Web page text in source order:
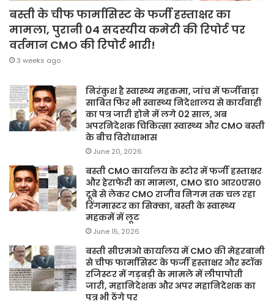
बस्ती के चीफ फार्मासिस्ट के फर्जी हस्ताक्षर का
मामला, पुरानी 04 सदस्यीय कमेटी की रिपोर्ट पर
वर्तमान CMO की रिपोर्ट भारी!
3 weeks ago
निरंकुश है स्वास्थ्य महकमा, जांच में फर्जीवाड़ा
साबित फिर भी स्वास्थ्य निदेशालय से कार्यवाही
का पत्र जारी होने में लगे 02 साल, अब
अपरनिदेशक चिकित्सा स्वास्थ्य और CMO बस्ती
के बीच विरोधाभास
June 20, 2026
बस्ती CMO कार्यालय के स्टोर में फर्जी हस्ताक्षर
और हेराफेरी का मामला, CMO डा० आर०एस०
दूबे से लेकर CMO राजीव निगम तक चल रहा
रिंगमास्टर का सिक्का, बस्ती के स्वास्थ्य
महकमें में लूट
June 15, 2026
बस्ती सीएमओ कार्यालय में CMO की मेहरबानी
से चीफ फार्मासिस्ट के फर्जी हस्ताक्षर और स्टॉक
रजिस्टर में गड़बड़ी के मामले में लीपापोती
जारी, महानिदेशक और अपर महानिदेशक का
पत्र भी ठेंगे पर